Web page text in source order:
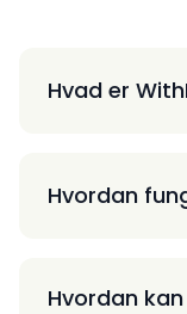
Hvad er
Hvordan
Hvordan